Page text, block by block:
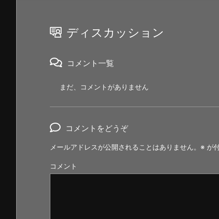
ディスカッション
コメント一覧
まだ、コメントがありません
コメントをどうぞ
メールアドレスが公開されることはありません。 ※ が
コメント